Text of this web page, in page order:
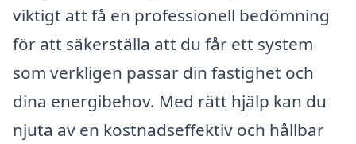
viktigt att få en professionell bedömning
för att säkerställa att du får ett system
som verkligen passar din fastighet och
dina energibehov. Med rätt hjälp kan du
njuta av en kostnadseffektiv och hållbar